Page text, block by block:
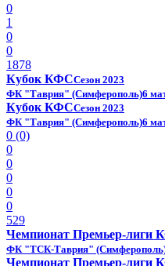
0
1
0
0
1878
Кубок КФССезон 2023
ФК "Таврия" (Симферополь)6
Кубок КФССезон 2023
ФК "Таврия" (Симферополь)6
0 (0)
0
0
0
0
0
529
Чемпионат Премьер-лиги
ФК "ТСК-Таврия"
Чемпионат Премьер-лиги